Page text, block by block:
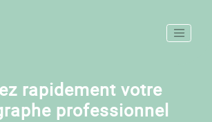
rapidement votre
professionnel